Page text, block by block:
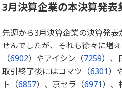
3月決算企業の本決算発表
先週から3月決算企業の決算発
せんでしたが、それも徐々に増
（6902）やアイシン（7259）、
取引終了後にはコマツ（6301）
ト（6857）、京セラ（6971）、